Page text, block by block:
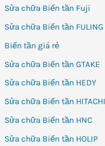
Sửa chữa Biến tần Fuji
Sửa chữa Biến tần FULING
Biến tần giá rẻ
Sửa chữa Biến tần GTAKE
Sửa chữa Biến tần HEDY
Sửa chữa Biến tần HITACHI
Sửa chữa Biến tần HNC
Sửa chữa Biến tần HOLIP